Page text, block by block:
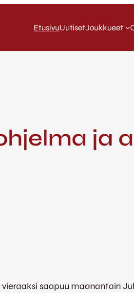
EtusivuUutisetJoukkueet
ja
saapuu maanantain